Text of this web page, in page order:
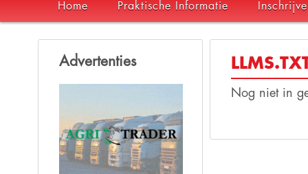
Home Praktische Informatie
Advertenties
Nog niet in